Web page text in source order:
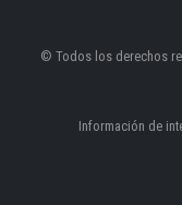
© Todos los derechos
Información de